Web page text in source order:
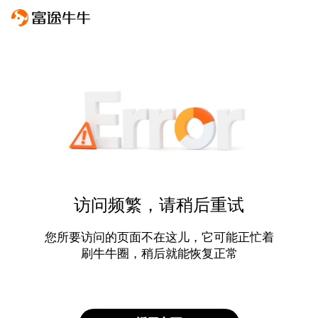
访问频繁，请稍后重试
您所要访问的页面不在这儿，它可能正忙着
刷牛牛圈，稍后就能恢复正常